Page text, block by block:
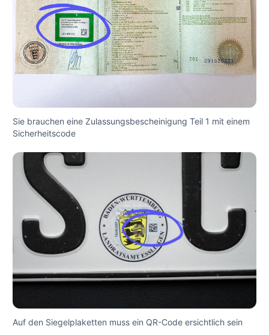
Sie brauchen eine Zulassungsbescheinigung Teil 1 mit einem
Sicherheitscode
Auf den Siegelplaketten muss ein QR-Code ersichtlich sein